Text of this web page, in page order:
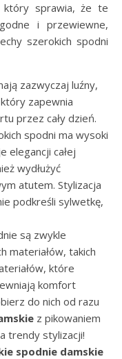
który sprawia, że te
i przewiewne,
szerokich spodni
zazwyczaj luźny,
zapewnia
przez cały dzień.
spodni ma wysoki
elegancji całej
wydłużyć
atutem. Stylizacja
podkreśli sylwetkę,
są zwykle
materiałów, takich
które
komfort
do nich od razu
z pikowaniem
trendy stylizacji!
spodnie damskie